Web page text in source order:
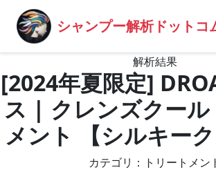
シャンプー解析ドットコ
解析結果
[2024年夏限定]
ス | クレンズクール
メント 【シルキーク
カテゴリ：トリートメン